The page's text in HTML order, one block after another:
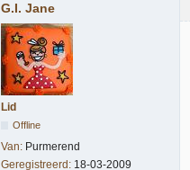
G.I. Jane
Lid
Offline
Van: Purmerend
Geregistreerd: 18-03-2009